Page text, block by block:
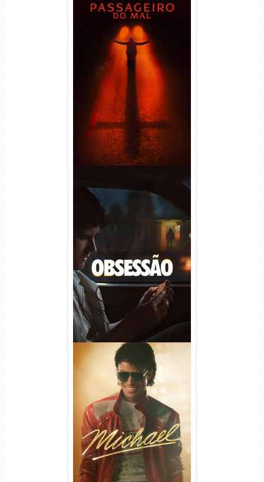
Passageiro do Mal Torrent
(2026) WEB-DL 1080p Dual
Áudio
Obsessão Torrent (2026)
WEB-DL 1080p/4K Dual
Áudio
Michael Torrent (2026) WEB-
DL 1080p/4K Dual Áudio